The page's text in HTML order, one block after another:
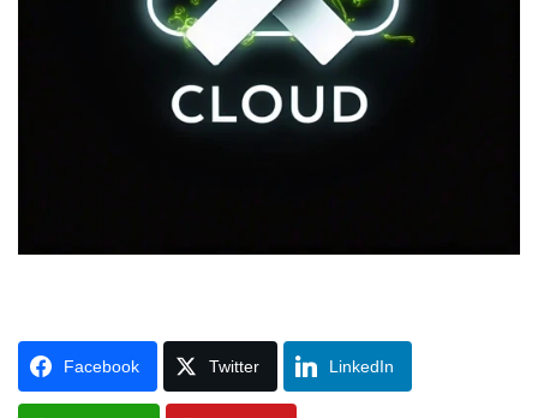
Facebook Twitter LinkedIn